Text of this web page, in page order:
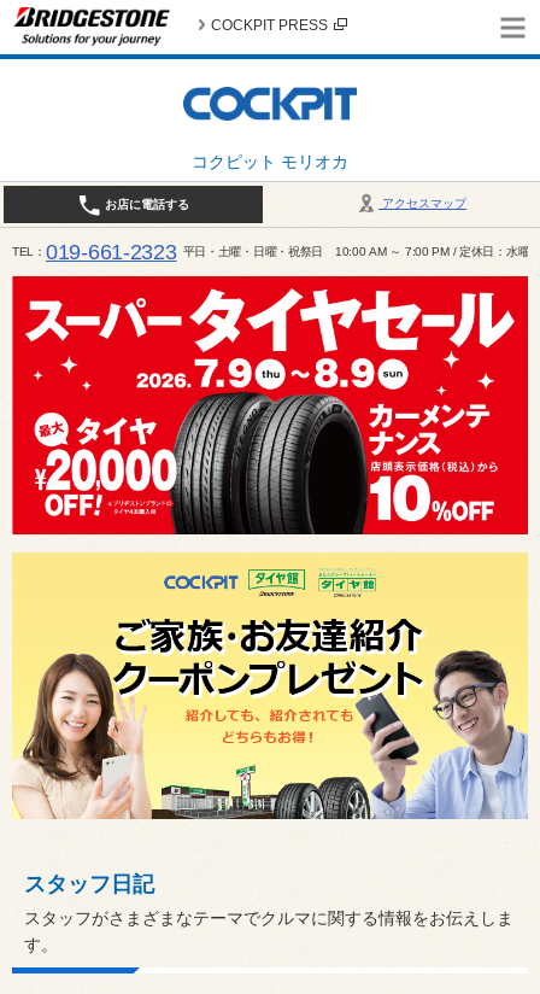
コクピット モリオカ
COCKPIT PRESS
アクセスマップ
お店に電話する
TEL 019-661-2323 平日・土曜・日曜・祝祭日 10:00 AM ～ 7:00 PM / 定休日：水曜
スタッフ日記
スタッフがさまざまなテーマでクルマに関する情報をお伝えしま
す。